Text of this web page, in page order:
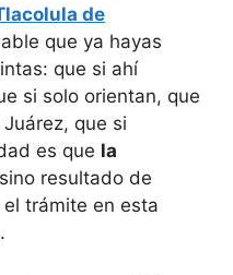
de
que ya hayas
que si ahí
si solo orientan, que
que si
es que la
resultado de
trámite en esta